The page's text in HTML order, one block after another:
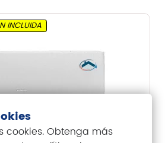
INCLUIDA
cookies. Obtenga más